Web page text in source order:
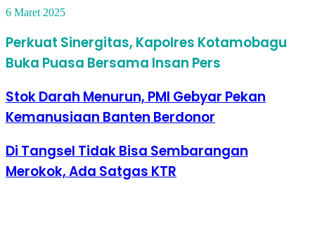
6 Maret 2025
Perkuat Sinergitas, Kapolres Kotamobagu
Buka Puasa Bersama Insan Pers
Stok Darah Menurun, PMI Gebyar Pekan
Kemanusiaan Banten Berdonor
Di Tangsel Tidak Bisa Sembarangan
Merokok, Ada Satgas KTR